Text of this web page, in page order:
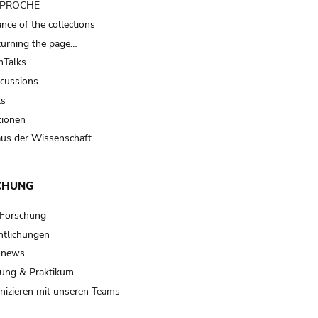
of the collections
the page…
der Wissenschaft
& Praktikum
mit unseren Teams